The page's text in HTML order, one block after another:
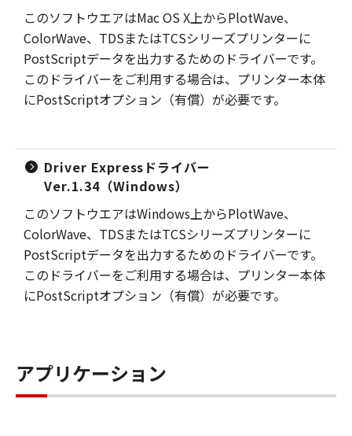
このソフトウエアはMac OS X上からPlotWave、
ColorWave、TDSまたはTCSシリーズプリンターに
PostScriptデータを出力するためのドライバーです。
このドライバーをご利用する場合は、プリンター本体
にPostScriptオプション（有償）が必要です。
Driver Expressドライバー
Ver.1.34（Windows）
このソフトウエアはWindows上からPlotWave、
ColorWave、TDSまたはTCSシリーズプリンターに
PostScriptデータを出力するためのドライバーです。
このドライバーをご利用する場合は、プリンター本体
にPostScriptオプション（有償）が必要です。
アプリケーション